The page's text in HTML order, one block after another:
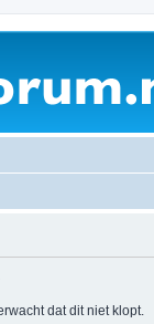
dat dit niet klopt.